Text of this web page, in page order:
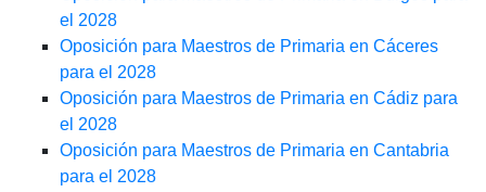
el 2028
Oposición para Maestros de Primaria en Cáceres
para el 2028
Oposición para Maestros de Primaria en Cádiz para
el 2028
Oposición para Maestros de Primaria en Cantabria
para el 2028